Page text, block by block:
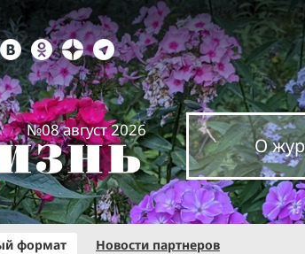
№08 август 2026
О
формат
Новости партнеров